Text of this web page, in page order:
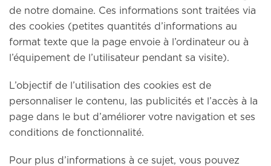
de notre domaine. Ces informations sont traitées via
des cookies (petites quantités d’informations au
format texte que la page envoie à l’ordinateur ou à
l’équipement de l’utilisateur pendant sa visite).
L’objectif de l’utilisation des cookies est de
personnaliser le contenu, las publicités et l’accès à la
page dans le but d’améliorer votre navigation et ses
conditions de fonctionnalité.
Pour plus d’informations à ce sujet, vous pouvez